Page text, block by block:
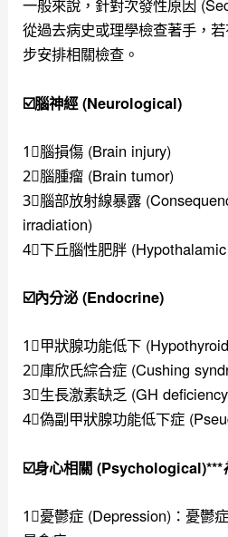
一般來說，針對次發性原因
從過去病史或理學檢查著手，
步安排相關檢查。
☑️腦神經 (Neurological)
1⃣️腦損傷 (Brain injury)
2⃣️腦腫瘤 (Brain tumor)
3⃣️腦部放射線暴露
irradiation)
4⃣️下丘腦性肥胖
☑️內分泌 (Endocrine)
1⃣️甲狀腺功能低下
2⃣️庫欣氏綜合症 (Cushing
3⃣️生長激素缺乏 (GH
4⃣️偽副甲狀腺功能低下症
☑️身心相關 (Psychological)***
1⃣️憂鬱症 (Depression)：憂鬱